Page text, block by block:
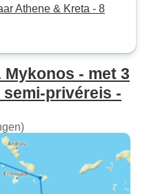
Athene & Kreta - 8
- met 3
privéreis -